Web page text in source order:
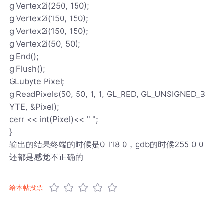
glVertex2i(250, 150);
glVertex2i(150, 150);
glVertex2i(150, 150);
glVertex2i(50, 50);
glEnd();
glFlush();
GLubyte Pixel;
glReadPixels(50, 50, 1, 1, GL_RED, GL_UNSIGNED_B
YTE, &Pixel);
cerr << int(Pixel)<< " ";
}
输出的结果终端的时候是0 118 0，gdb的时候255 0 0
还都是感觉不正确的
给本帖投票